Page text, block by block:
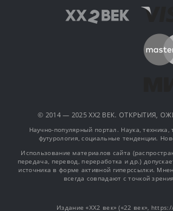
© 2014 — 2025 XX2 ВЕК. ОТКРЫТИЯ,
Научно-популярный портал. Наука, техника,
футурология, социальные тенденции.
Использование материалов сайта
передача, перевод, переработка и др.)
источника в форме активной гиперссылки.
всегда совпадают с точкой
Издание «XX2 век» («22 век»,